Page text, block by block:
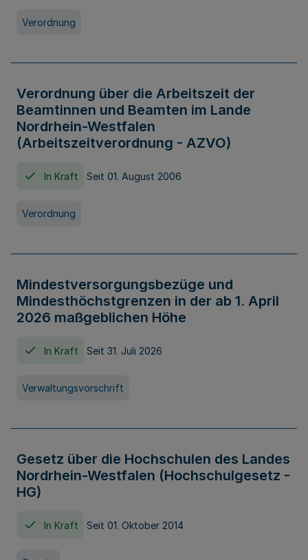
Verordnung
Verordnung über die Arbeitszeit der
Beamtinnen und Beamten im Lande
Nordrhein-Westfalen
(Arbeitszeitverordnung - AZVO)
In Kraft Seit 01. August 2006
Verordnung
Mindestversorgungsbezüge und
Mindesthöchstgrenzen in der ab 1. April
2026 maßgeblichen Höhe
In Kraft Seit 31. Juli 2026
Verwaltungsvorschrift
Gesetz über die Hochschulen des Landes
Nordrhein-Westfalen (Hochschulgesetz -
HG)
In Kraft Seit 01. Oktober 2014